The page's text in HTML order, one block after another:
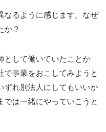
なるように感じます。なぜ
か？
として働いていたことか
で事業をおこしてみようと
ずれ別法人にしてもいいか
では一緒にやっていこうと